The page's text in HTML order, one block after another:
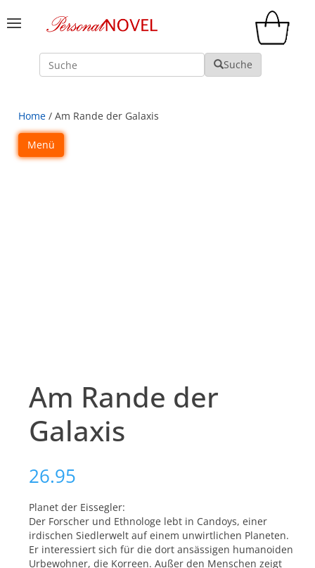
Suche Suche
Home / Am Rande der Galaxis
Menü
Am Rande der
Galaxis
26.95
Planet der Eissegler:
Der Forscher und Ethnologe lebt in Candoys, einer
irdischen Siedlerwelt auf einem unwirtlichen Planeten.
Er interessiert sich für die dort ansässigen humanoiden
Urbewohner, die Korreen. Außer den Menschen zeigt